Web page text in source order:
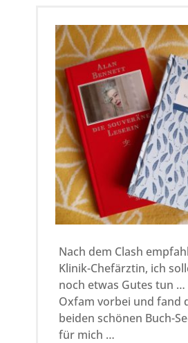
Nach dem Clash
Klinik-Chefärztin, ich
noch etwas Gutes tun …
Oxfam vorbei und fand
beiden schönen Buch-
für mich …